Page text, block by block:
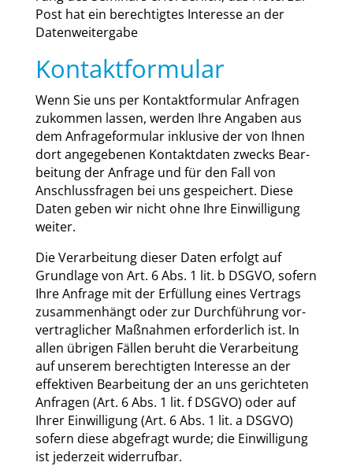
Post hat ein berech­tig­tes Inter­es­se an der
Daten­wei­ter­ga­be
Kontaktformular
Wenn Sie uns per Kon­takt­for­mu­lar Anfra­gen
zukom­men las­sen, wer­den Ihre Anga­ben aus
dem Anfra­ge­for­mu­lar inklu­si­ve der von Ihnen
dort ange­ge­be­nen Kon­takt­da­ten zwecks Bear­
bei­tung der Anfra­ge und für den Fall von
Anschluss­fra­gen bei uns gespei­chert. Die­se
Daten geben wir nicht ohne Ihre Ein­wil­li­gung
wei­ter.
Die Ver­ar­bei­tung die­ser Daten erfolgt auf
Grund­la­ge von Art. 6 Abs. 1 lit. b DSGVO, sofern
Ihre Anfra­ge mit der Erfül­lung eines Ver­trags
zusam­men­hängt oder zur Durch­füh­rung vor­
ver­trag­li­cher Maß­nah­men erfor­der­lich ist. In
allen übri­gen Fäl­len beruht die Ver­ar­bei­tung
auf unse­rem berech­tig­ten Inter­es­se an der
effek­ti­ven Bear­bei­tung der an uns gerich­te­ten
Anfra­gen (Art. 6 Abs. 1 lit. f DSGVO) oder auf
Ihrer Ein­wil­li­gung (Art. 6 Abs. 1 lit. a DSGVO)
sofern die­se abge­fragt wur­de; die Ein­wil­li­gung
ist jeder­zeit wider­ruf­bar.